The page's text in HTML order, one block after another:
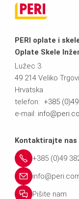
PERI oplate i
Oplate Skele
Lužec 3
49 214 Veliko
Hrvatska
telefon: +385
e-mail:
Kontaktirajte nas
+385 (0)49
Pišite nam